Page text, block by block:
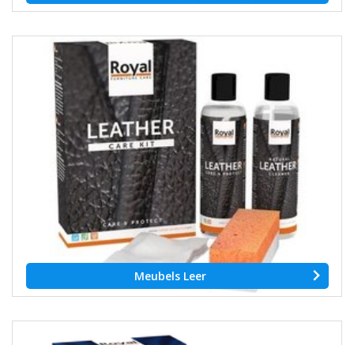
Meubels Leer